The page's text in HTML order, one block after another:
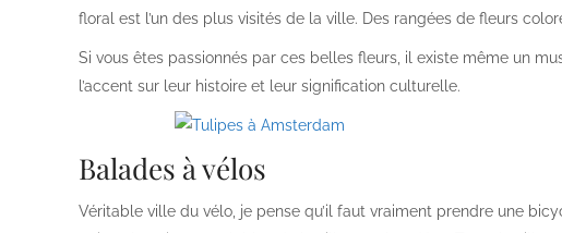
floral est l’un des plus visités de la ville. Des rangées de fleurs
Si vous êtes passionnés par ces belles fleurs, il existe même un
l’accent sur leur histoire et leur signification culturelle.
Balades à vélos
Véritable ville du vélo, je pense qu’il faut vraiment prendre une